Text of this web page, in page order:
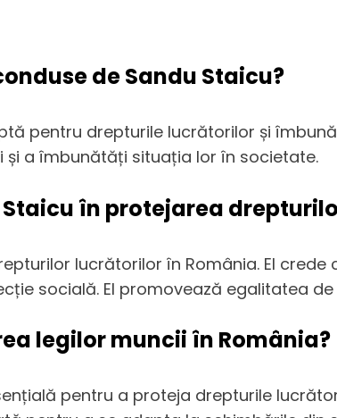
de Sandu Staicu?
pentru drepturile lucrătorilor și
și a îmbunătăți situația lor în societate.
în protejarea
lucrătorilor în România. El
socială. El promovează egalitatea
legilor muncii în România?
pentru a proteja drepturile